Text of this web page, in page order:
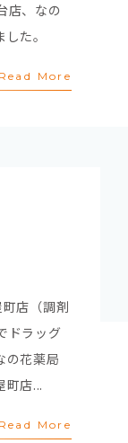
店、なの
た。
Read More
店（調剤
ドラッグ
の花薬局
店...
Read More